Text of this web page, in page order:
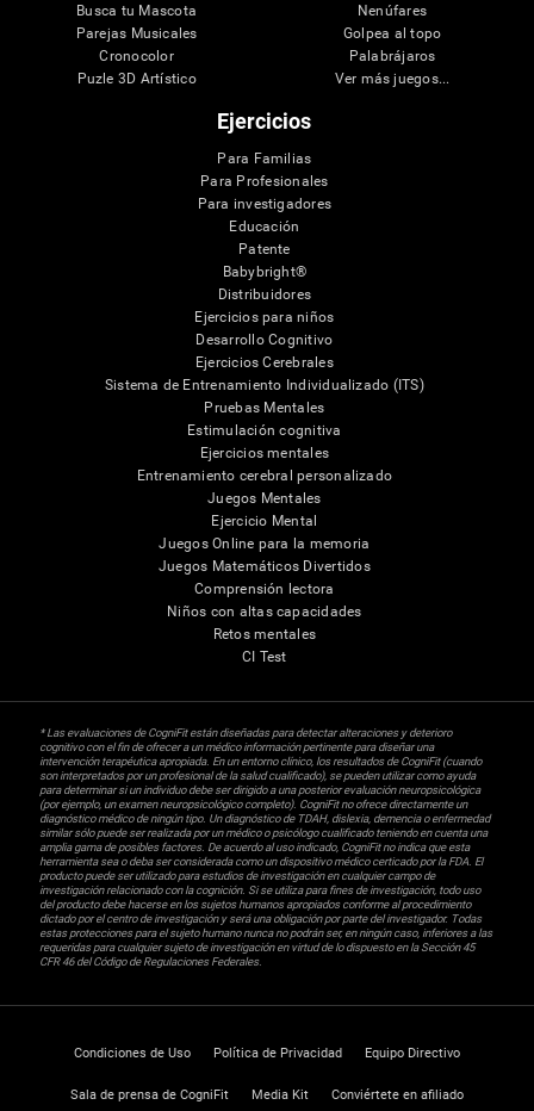
Busca tu Mascota
Parejas Musicales
Cronocolor
Puzle 3D Artístico
Nenúfares
Golpea al topo
Palabrájaros
Ver más juegos...
Ejercicios
Para Familias
Para Profesionales
Para investigadores
Educación
Patente
Babybright®
Distribuidores
Ejercicios para niños
Desarrollo Cognitivo
Ejercicios Cerebrales
Sistema de Entrenamiento Individualizado (ITS)
Pruebas Mentales
Estimulación cognitiva
Ejercicios mentales
Entrenamiento cerebral personalizado
Juegos Mentales
Ejercicio Mental
Juegos Online para la memoria
Juegos Matemáticos Divertidos
Comprensión lectora
Niños con altas capacidades
Retos mentales
CI Test
* Las evaluaciones de CogniFit están diseñadas para detectar alteraciones y deterioro
cognitivo con el fin de ofrecer a un médico información pertinente para diseñar una
intervención terapéutica apropiada. En un entorno clínico, los resultados de CogniFit (cuando
son interpretados por un profesional de la salud cualificado), se pueden utilizar como ayuda
para determinar si un individuo debe ser dirigido a una posterior evaluación neuropsicológica
(por ejemplo, un examen neuropsicológico completo). CogniFit no ofrece directamente un
diagnóstico médico de ningún tipo. Un diagnóstico de TDAH, dislexia, demencia o enfermedad
similar sólo puede ser realizada por un médico o psicólogo cualificado teniendo en cuenta una
amplia gama de posibles factores. De acuerdo al uso indicado, CogniFit no indica que esta
herramienta sea o deba ser considerada como un dispositivo médico certicado por la FDA. El
producto puede ser utilizado para estudios de investigación en cualquier campo de
investigación relacionado con la cognición. Si se utiliza para fines de investigación, todo uso
del producto debe hacerse en los sujetos humanos apropiados conforme al procedimiento
dictado por el centro de investigación y será una obligación por parte del investigador. Todas
estas protecciones para el sujeto humano nunca no podrán ser, en ningún caso, inferiores a las
requeridas para cualquier sujeto de investigación en virtud de lo dispuesto en la Sección 45
CFR 46 del Código de Regulaciones Federales.
Condiciones de Uso Política de Privacidad Equipo Directivo
Sala de prensa de CogniFit Media Kit Conviértete en afiliado